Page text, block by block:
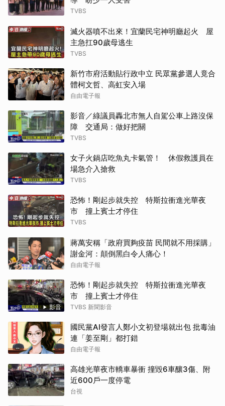
TVBS
滅火器噴不出來！宜蘭民宅神明廳起火 屋
主急扛90歲母逃生
TVBS
新竹市府活動貼行政中立 民眾黨參選人竟合
體柯文哲、高虹安入場
自由電子報
影音／綠議員轟北市無人自駕公車上路沒保
障 交通局：做好把關
TVBS
女子火鍋店吃魚丸卡氣管！ 休假救護員在
場急介入搶救
TVBS
恐怖！剛起步就失控 特斯拉衝進光華夜
市 撞上賓士才停住
TVBS
蔣萬安稱「政府買夠疫苗 民間就不用採購」
謝金河：顛倒黑白令人痛心！
自由電子報
影音
恐怖！剛起步就失控 特斯拉衝進光華夜
市 撞上賓士才停住
TVBS 新聞影音
國民黨AI發言人鄭小文初登場就出包 批毒油
連「姜至剛」都打錯
自由電子報
高雄光華夜市轎車暴衝 撞毀6車釀3傷、附
近600戶一度停電
台視